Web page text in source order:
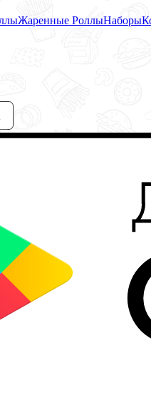
Жаренные РоллыНаборы